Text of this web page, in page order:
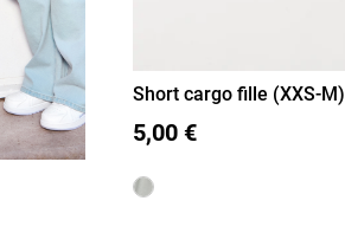
XXS/12A XS/14A S/16A
Short cargo fille (XXS-M)
5,00 €